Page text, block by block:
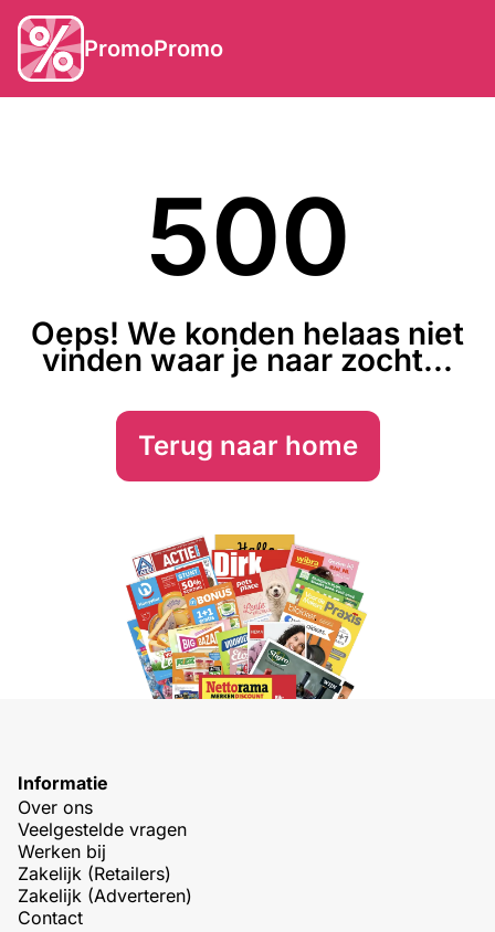
PromoPromo
500
Oeps! We konden helaas niet
vinden waar je naar zocht...
Terug naar home
Informatie
Over ons
Veelgestelde vragen
Werken bij
Zakelijk (Retailers)
Zakelijk (Adverteren)
Contact